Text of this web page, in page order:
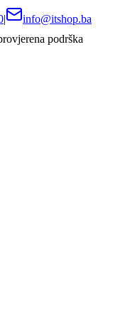
|
info@itshop.ba
podrška